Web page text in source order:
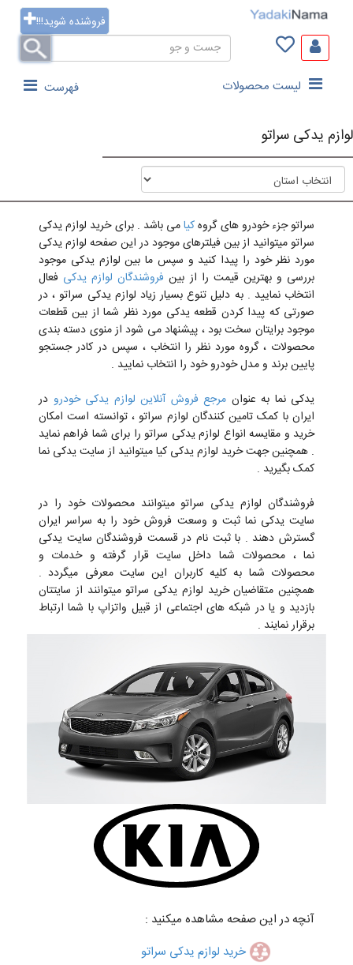
فروشنده شوید!!!
لیست محصولات فهرست
لوازم یدکی سراتو
سراتو جزء خودرو های گروهکیامی باشد . برای خرید لوازم یدکی
سراتو میتوانید از بین فیلترهای موجود در این صفحه لوازم یدکی
مورد نظر خود را پیدا کنید و سپس ما بین لوازم یدکی موجود
بررسی و بهترین قیمت را از بین فروشندگان لوازم یدکی فعال
انتخاب نمایید . به دلیل تنوع بسیار زیاد لوازم یدکی سراتو ، در
صورتی که پیدا کردن قطعه یدکی مورد نظر شما از بین قطعات
موجود برایتان سخت بود ، پیشنهاد می شود از منوی دسته بندی
محصولات ، گروه مورد نظر را انتخاب ، سپس در کادر جستجو
پایین برند و مدل خودرو خود را انتخاب نمایید .
یدکی نما به عنوان مرجع فروش آنلاین لوازم یدکی خودرو در
ایران با کمک تامین کنندگان لوازم سراتو ، توانسته است امکان
خرید و مقایسه انواع لوازم یدکی سراتو را برای شما فراهم نماید
. همچنین جهت خرید لوازم یدکی کیا میتوانید از سایت یدکی نما
کمک بگیرید .
فروشندگان لوازم یدکی سراتو میتوانند محصولات خود را در
سایت یدکی نما ثبت و وسعت فروش خود را به سراسر ایران
گسترش دهند . با ثبت نام در قسمت فروشندگان سایت یدکی
نما ، محصولات شما داخل سایت قرار گرفته و خدمات و
محصولات شما به کلیه کاربران این سایت معرفی میگردد .
همچنین متقاضیان خرید لوازم یدکی سراتو میتوانند از سایتتان
بازدید و یا در شبکه های اجتماعی از قبیل واتزاپ با شما ارتباط
برقرار نمایند .
آنچه در این صفحه مشاهده میکنید :
خرید لوازم یدکی سراتو